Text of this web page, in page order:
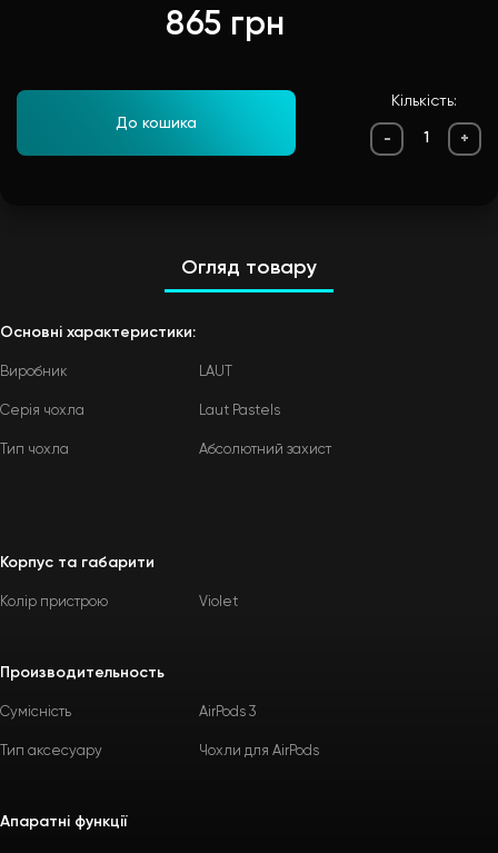
865 грн
До кошика
Кількість:
- +
Огляд товару
Основні характеристики:
Виробник LAUT
Серія чохла Laut Pastels
Тип чохла Абсолютний захист
Корпус та габарити
Колір пристрою Violet
Производительность
Сумісність AirPods 3
Тип аксесуару Чохли для AirPods
Апаратні функції